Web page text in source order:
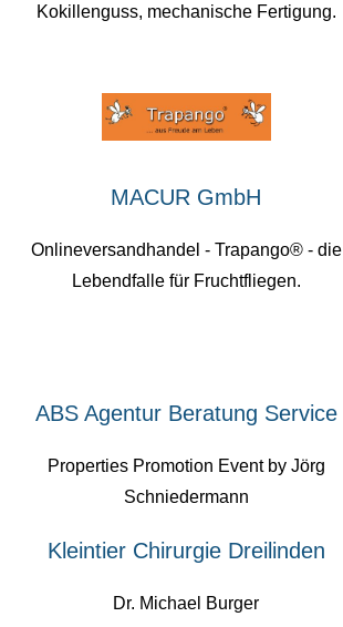
Kokillenguss, mechanische Fertigung.
MACUR GmbH
Onlineversandhandel - Trapango® - die
Lebendfalle für Fruchtfliegen.
ABS Agentur Beratung Service
Properties Promotion Event by Jörg
Schniedermann
Kleintier Chirurgie Dreilinden
Dr. Michael Burger